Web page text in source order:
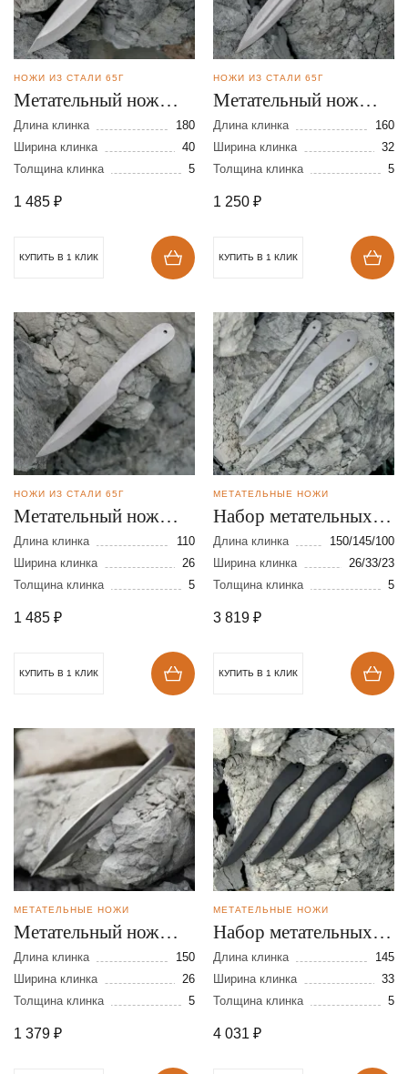
НОЖИ ИЗ СТАЛИ 65Г
Метательный нож
Вымпел 2 из стали
65Г
Длина клинка
180
Ширина клинка
40
Толщина клинка
5
1 485 ₽
КУПИТЬ В 1 КЛИК
НОЖИ ИЗ СТАЛИ 65Г
Метательный нож
Хищник из стали 65Г
Длина клинка
160
Ширина клинка
32
Толщина клинка
5
1 250 ₽
КУПИТЬ В 1 КЛИК
НОЖИ ИЗ СТАЛИ 65Г
Метательный нож
Осётр-мини из стали
65Г
Длина клинка
110
Ширина клинка
26
Толщина клинка
5
1 485 ₽
КУПИТЬ В 1 КЛИК
МЕТАТЕЛЬНЫЕ НОЖИ
Набор метательных
ножей из стали 65Г
Длина клинка
150/145/100
Ширина клинка
26/33/23
Толщина клинка
5
3 819 ₽
КУПИТЬ В 1 КЛИК
МЕТАТЕЛЬНЫЕ НОЖИ
Метательный нож
Горец из стали 65Г
Длина клинка
150
Ширина клинка
26
Толщина клинка
5
1 379 ₽
МЕТАТЕЛЬНЫЕ НОЖИ
Набор метательных
ножей Осётр из стали
65Г
Длина клинка
145
Ширина клинка
33
Толщина клинка
5
4 031 ₽